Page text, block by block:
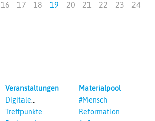
16 17 18 19 20 21 22 23
24
Veranstaltungen
Digitale
Veranstaltungen
Treffpunkte
Materialpool
#Mensch
Reformation